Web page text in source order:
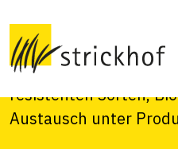
Im Fokus der Obst-
resistenten Sorten,
Austausch unter